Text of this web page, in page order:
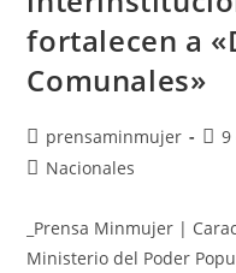
fortalecen a
Comunales»
prensaminmujer
9
Nacionales
_Prensa Minmujer |
Ministerio del Poder